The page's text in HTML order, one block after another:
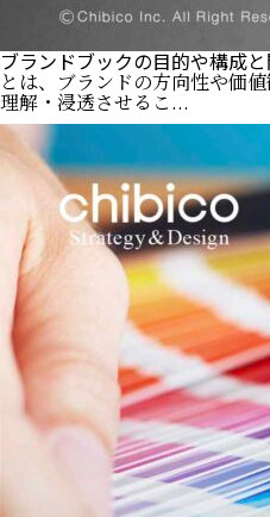
ブランドブックの目的や構成
とは、ブランドの方向性や価
理解・浸透させるこ...